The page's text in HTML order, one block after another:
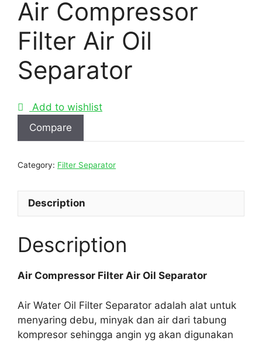
Air Compressor
Filter Air Oil
Separator
Add to wishlist
Compare
Category: Filter Separator
Description
Description
Air Compressor Filter Air Oil Separator
Air Water Oil Filter Separator adalah alat untuk
menyaring debu, minyak dan air dari tabung
kompresor sehingga angin yg akan digunakan